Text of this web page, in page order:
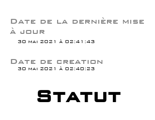
Date de la dernière mise
à jour
30 mai 2021 à 02:41:43
30 mai 2021 à 02:40:23
Date de creation
Statut